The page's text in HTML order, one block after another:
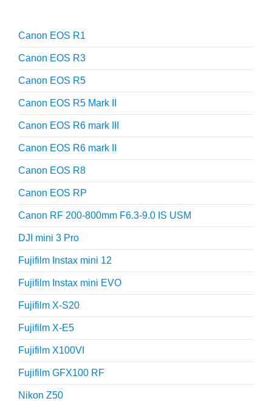
Canon EOS R1
Canon EOS R3
Canon EOS R5
Canon EOS R5 Mark II
Canon EOS R6 mark III
Canon EOS R6 mark II
Canon EOS R8
Canon EOS RP
Canon RF 200-800mm F6.3-9.0 IS USM
DJI mini 3 Pro
Fujifilm Instax mini 12
Fujifilm Instax mini EVO
Fujifilm X-S20
Fujifilm X-E5
Fujifilm X100VI
Fujifilm GFX100 RF
Nikon Z50